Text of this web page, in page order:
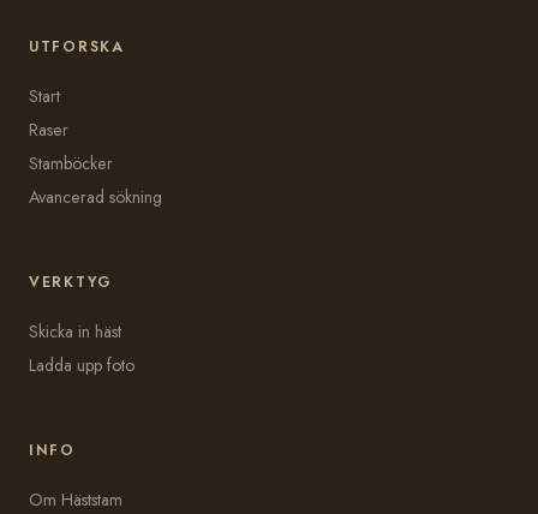
UTFORSKA
Start
Raser
Stamböcker
Avancerad sökning
VERKTYG
Skicka in häst
Ladda upp foto
INFO
Om Häststam